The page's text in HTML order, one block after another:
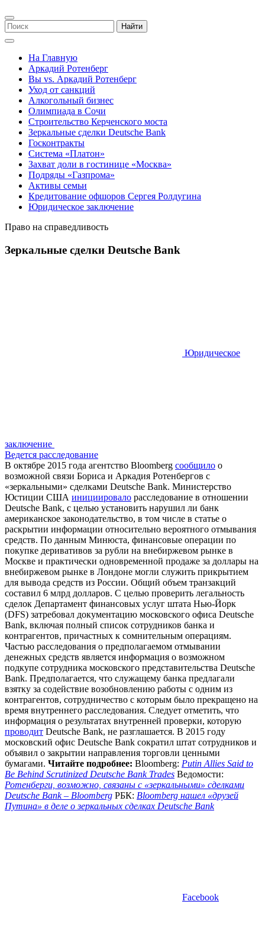
Найти
На Главную
Аркадий Ротенберг
Вы vs. Аркадий Ротенберг
Уход от санкций
Алкогольный бизнес
Олимпиада в Сочи
Строительство Керченского моста
Зеркальные сделки Deutsche Bank
Госконтракты
Система «Платон»
Захват доли в гостинице «Москва»
Подряды «Газпрома»
Активы семьи
Кредитование офшоров Сергея Ролдугина
Юридическое заключение
Право на справедливость
Зеркальные сделки Deutsche Bank
Юридическое
заключение
Ведется расследование
В октябре 2015 года агентство Bloomberg сообщило о
возможной связи Бориса и Аркадия Ротенбергов с
«зеркальными» сделками Deutsche Bank. Министерство
Юстиции США инициировало расследование в отношении
Deutsche Bank, с целью установить нарушил ли банк
американское законодательство, в том числе в статье о
раскрытии информации относительно вероятного отмывания
средств. По данным Минюста, финансовые операции по
покупке деривативов за рубли на внебиржевом рынке в
Москве и практически одновременной продаже за доллары на
внебиржевом рынке в Лондоне могли служить прикрытием
для вывода средств из России. Общий объем транзакций
составил 6 млрд долларов. С целью проверить легальность
сделок Департамент финансовых услуг штата Нью-Йорк
(DFS) затребовал документацию московского офиса Deutsche
Bank, включая полный список сотрудников банка и
контрагентов, причастных к сомнительным операциям.
Частью расследования о предполагаемом отмывании
денежных средств является информация о возможном
подкупе сотрудника московского представительства Deutsche
Bank. Предполагается, что служащему банка предлагали
взятку за содействие возобновлению работы с одним из
контрагентов, сотрудничество с которым было прекращено на
время внутреннего расследования. Следует отметить, что
информация о результатах внутренней проверки, которую
проводит Deutsche Bank, не разглашается. В 2015 году
московский офис Deutsche Bank сократил штат сотрудников и
объявил о закрытии направления торговли ценными
бумагами. Читайте подробнее: Bloomberg: Putin Allies Said to
Be Behind Scrutinized Deutsche Bank Trades Ведомости:
Ротенберги, возможно, связаны с «зеркальными» сделками
Deutsche Bank – Bloomberg РБК: Bloomberg нашел «друзей
Путина» в деле о зеркальных сделках Deutsche Bank
Facebook